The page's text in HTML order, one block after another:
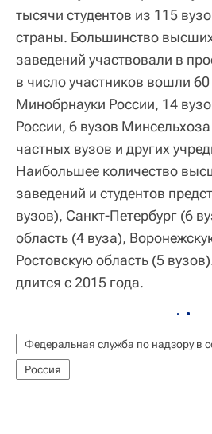
тысячи студентов из 115
страны. Большинство
заведений участвовали в
в число участников вошли 60
Минобрнауки России, 14
России, 6 вузов
частных вузов и других
Наибольшее количество
заведений и студентов
вузов), Санкт-Петербург (6
область (4 вуза),
Ростовскую область (5
длится с 2015 года.
Россия